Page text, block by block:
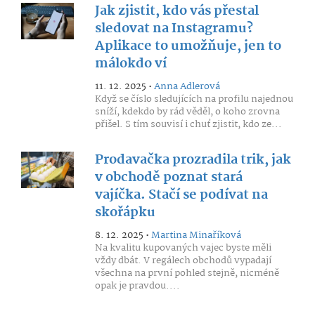
Jak zjistit, kdo vás přestal
sledovat na Instagramu?
Aplikace to umožňuje, jen to
málokdo ví
11. 12. 2025 •Anna Adlerová
Když se číslo sledujících na profilu najednou
sníží, kdekdo by rád věděl, o koho zrovna
přišel. S tím souvisí i chuť zjistit, kdo ze...
Prodavačka prozradila trik, jak
v obchodě poznat stará
vajíčka. Stačí se podívat na
skořápku
8. 12. 2025 •Martina Minaříková
Na kvalitu kupovaných vajec byste měli
vždy dbát. V regálech obchodů vypadají
všechna na první pohled stejně, nicméně
opak je pravdou....